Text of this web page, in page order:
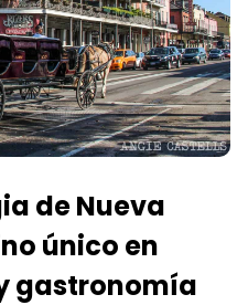
de Nueva
único en
gastronomía